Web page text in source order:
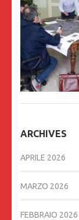
ARCHIVES
APRILE 2026
MARZO 2026
FEBBRAIO 2026